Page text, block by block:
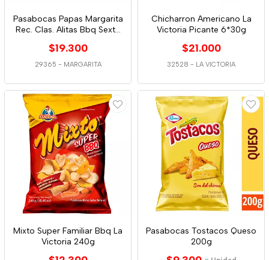
Pasabocas Papas Margarita
Rec. Clas. Alitas Bbq Sexta
$19.300
29365 - MARGARITA
Chicharron Americano La
Victoria Picante 6*30g
$21.000
32528 - LA VICTORIA
Mixto Super Familiar Bbq La
Victoria 240g
Pasabocas Tostacos Queso
200g